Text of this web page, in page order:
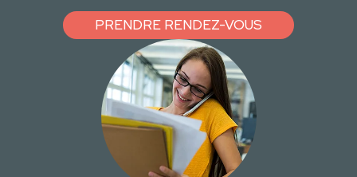
PRENDRE RENDEZ-VOUS